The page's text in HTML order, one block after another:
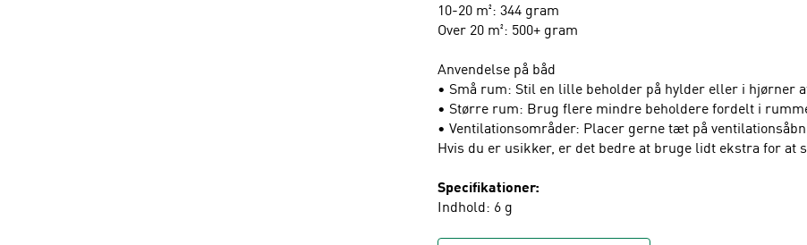
10-20 m²: 344 gram
Over 20 m²: 500+ gram
Anvendelse på båd
• Små rum: Stil en lille beholder på hylder eller i hjørner
• Større rum: Brug flere mindre beholdere fordelt i
• Ventilationsområder: Placer gerne tæt på
Hvis du er usikker, er det bedre at bruge lidt ekstra for at
Specifikationer:
Indhold: 6 g